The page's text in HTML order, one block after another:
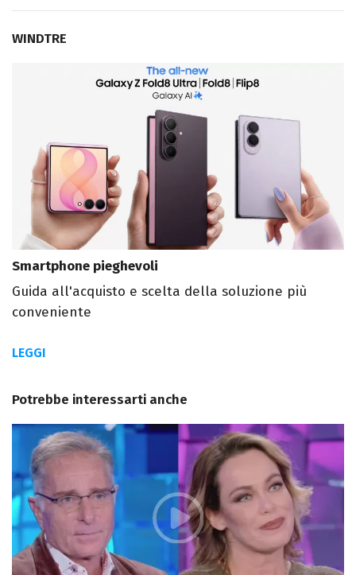
WINDTRE
Smartphone pieghevoli
Guida all'acquisto e scelta della soluzione più
conveniente
LEGGI
Potrebbe interessarti anche